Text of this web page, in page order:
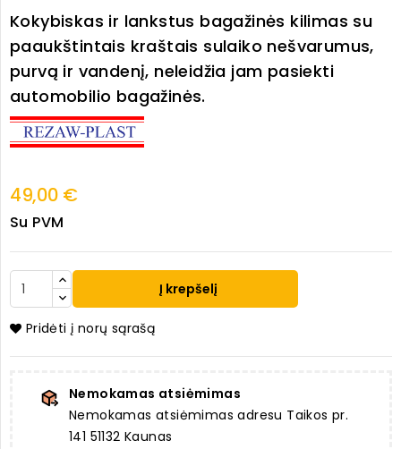
Kokybiskas ir lankstus bagažinės kilimas su
paaukštintais kraštais sulaiko nešvarumus,
purvą ir vandenį, neleidžia jam pasiekti
automobilio bagažinės.
49,00 €
Su PVM
Į krepšelį
Pridėti į norų sąrašą
Nemokamas atsiėmimas
Nemokamas atsiėmimas adresu Taikos pr.
141 51132 Kaunas